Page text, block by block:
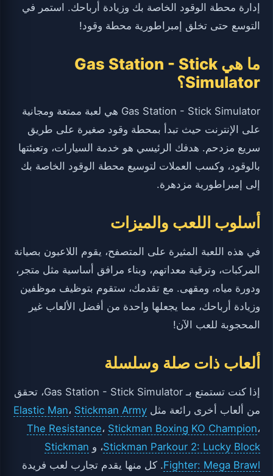
إدارة محطة الوقود الخاصة بك وزيادة أرباحك. استمر في
التوسع حتى تخلق إمبراطورية محطة وقود!
ما هي Gas Station - Stick
Simulator؟
Gas Station - Stick Simulator هي لعبة ممتعة ومجانية
على الإنترنت حيث تبدأ بمحطة وقود صغيرة على طريق
سريع مزدحم. هدفك الرئيسي هو خدمة السيارات، وتعبئتها
بالوقود، وكسب العملات لتوسيع محطة الوقود الخاصة بك
إلى إمبراطورية مزدهرة.
أسلوب اللعب والميزات
في هذه اللعبة المثيرة على المتصفح، يقوم اللاعبون بصيانة
المركبات، وترقية معداتهم، وبناء مرافق أساسية مثل متجر،
ودورة مياه، ومقهى. مع تقدمك، ستقوم بتوظيف موظفين
وزيادة أرباحك، مما يجعلها واحدة من أفضل الألعاب غير
المحجوبة للعب الآن!
ألعاب ذات صلة وسلسلة
إذا كنت تستمتع بـ Gas Station - Stick Simulator، تحقق
من ألعاب أخرى رائعة مثل
Elastic Man،Stickman Army
The Resistance،Stickman Boxing KO Champion،
Stickman Parkour 2: Lucky Block، و Stickman
Fighter: Mega Brawl. كل منها يقدم تجارب لعب فريدة